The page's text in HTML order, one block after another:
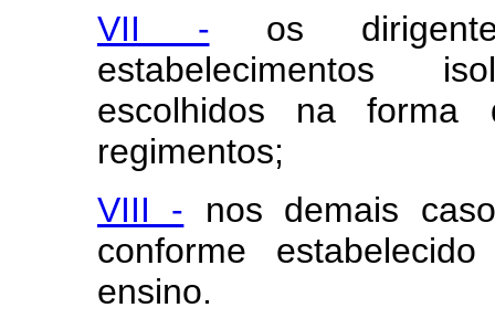
VII - os
estabelecimentos
escolhidos na forma
regimentos;
VIII - nos demais
conforme
ensino.